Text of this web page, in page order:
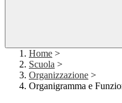
Home >
Scuola >
Organizzazione >
Organigramma e